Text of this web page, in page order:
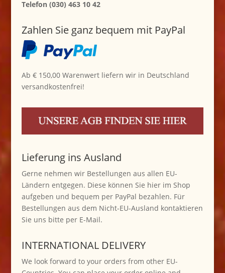
Telefon (030) 463 10 42
Zahlen Sie ganz bequem mit PayPal
Ab € 150,00 Warenwert liefern wir in Deutschland
versandkostenfrei!
Lieferung ins Ausland
Gerne nehmen wir Bestellungen aus allen EU-
Ländern entgegen. Diese können Sie hier im Shop
aufgeben und bequem per PayPal bezahlen. Für
Bestellungen aus dem Nicht-EU-Ausland kontaktieren
Sie uns bitte per E-Mail.
INTERNATIONAL DELIVERY
We look forward to your orders from other EU-